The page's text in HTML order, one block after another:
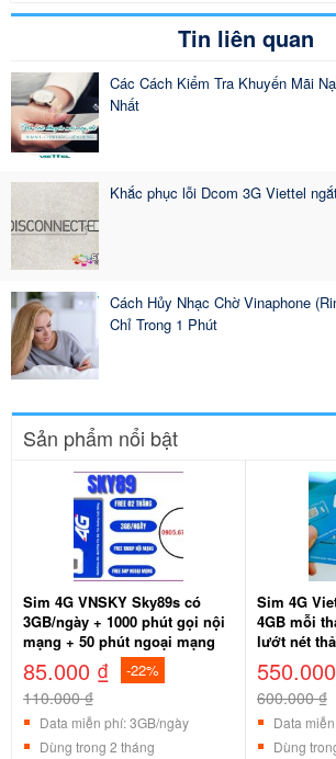
Tin liên quan
Các Cách Kiểm Tra Khuyến Mãi
Nhất
Khắc phục lỗi Dcom 3G Viettel
Cách Hủy Nhạc Chờ Vinaphone
Chỉ Trong 1 Phút
Sản phẩm nổi bật
Sim 4G VNSKY Sky89s có
3GB/ngày + 1000 phút gọi nội
mạng + 50 phút ngoại mạng
85.000 ₫ -22%
110.000 ₫
Data miễn phí: 3GB/ngày
Dùng trong 2 tháng
Sim 4G
4GB mỗi
lướt nét
600.000 ₫
Data
Dùng